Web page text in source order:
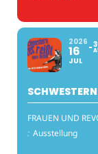
2026
16
JUL
SCHWESTERN
FRAUEN UND
: Ausstellung